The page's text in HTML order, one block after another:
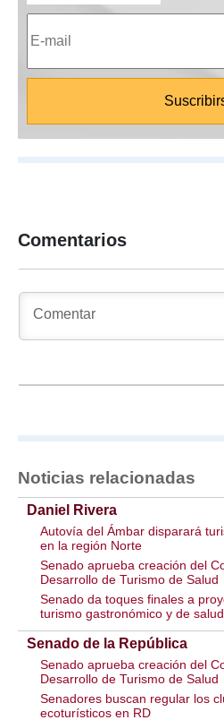
Comentarios
Noticias relacionadas
Daniel Rivera
Autovía del Ámbar disparará
en la región Norte
Senado aprueba creación del
Desarrollo de Turismo de Salud
Senado da toques finales a
turismo gastronómico y de salud
Senado de la República
Senado aprueba creación del
Desarrollo de Turismo de Salud
Senadores buscan regular los
ecoturísticos en RD